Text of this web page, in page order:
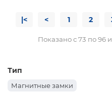
|< < 1 2
Показано с 73 по 96
Тип
Магнитные замки